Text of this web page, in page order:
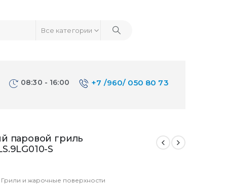
Все категории
08:30 - 16:00 +7 /960/ 050 80 73
паровой гриль
S
Грили и жарочные поверхности